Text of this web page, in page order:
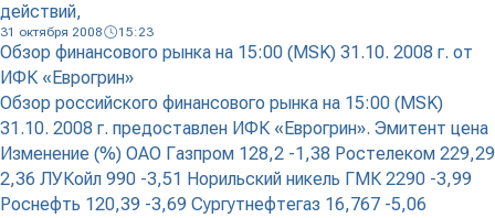
действий,
31 октября 2008 15:23
Обзор финансового рынка на 15:00 (MSK) 31.10. 2008 г. от
ИФК «Еврогрин»
Обзор российского финансового рынка на 15:00 (MSK)
31.10. 2008 г. предоставлен ИФК «Еврогрин». Эмитент цена
Изменение (%) ОАО Газпром 128,2 -1,38 Ростелеком 229,29
2,36 ЛУКойл 990 -3,51 Норильский никель ГМК 2290 -3,99
Роснефть 120,39 -3,69 Сургутнефтегаз 16,767 -5,06